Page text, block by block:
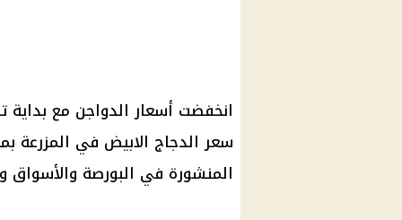
المنشورة في البورصة والأسواق